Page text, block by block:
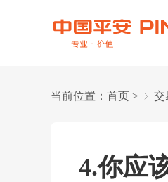
当前位置： 首页 > 交
4.你应